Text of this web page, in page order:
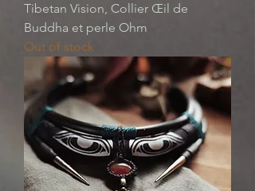
Tibetan Vision, Collier Œil de
Buddha et perle Ohm
Out of stock